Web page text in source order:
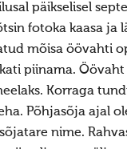
päikselisel
fotoka kaasa ja
mõisa öövahti
piinama.
Korraga
Põhjasõja ajal
nime.